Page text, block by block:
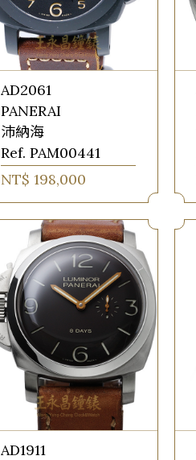
AD2061
PANERAI
沛納海
Ref. PAM00441
NT$ 198,000
AD1911